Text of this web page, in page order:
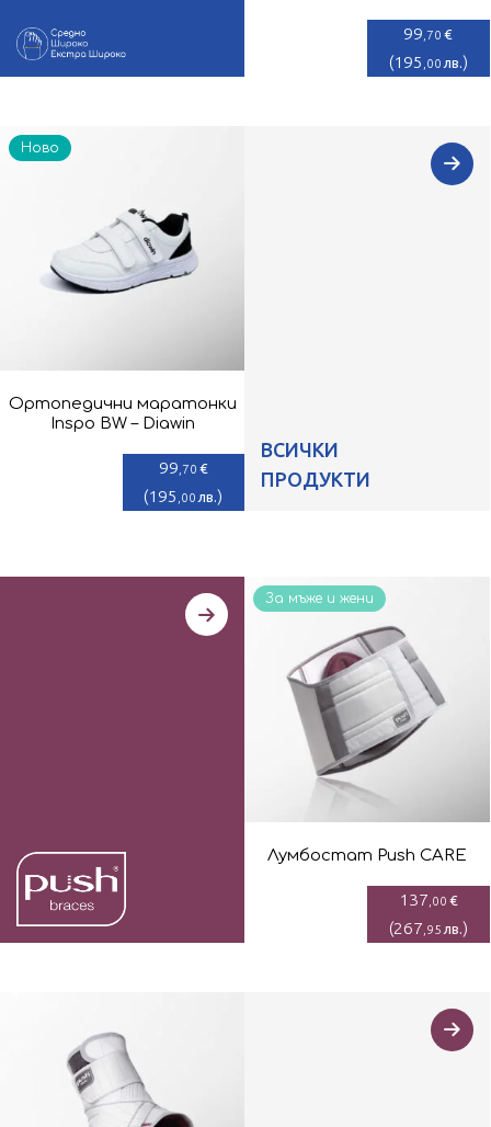
99 ,70 €
(195 ,00 лв.)
Ортопедични маратонки
Inspo BW – Diawin
99 ,70 €
(195 ,00 лв.)
Ново
ВСИЧКИ
ПРОДУКТИ
Лумбостaт Push CARE
137 ,00 €
(267 ,95 лв.)
За мъже и жени